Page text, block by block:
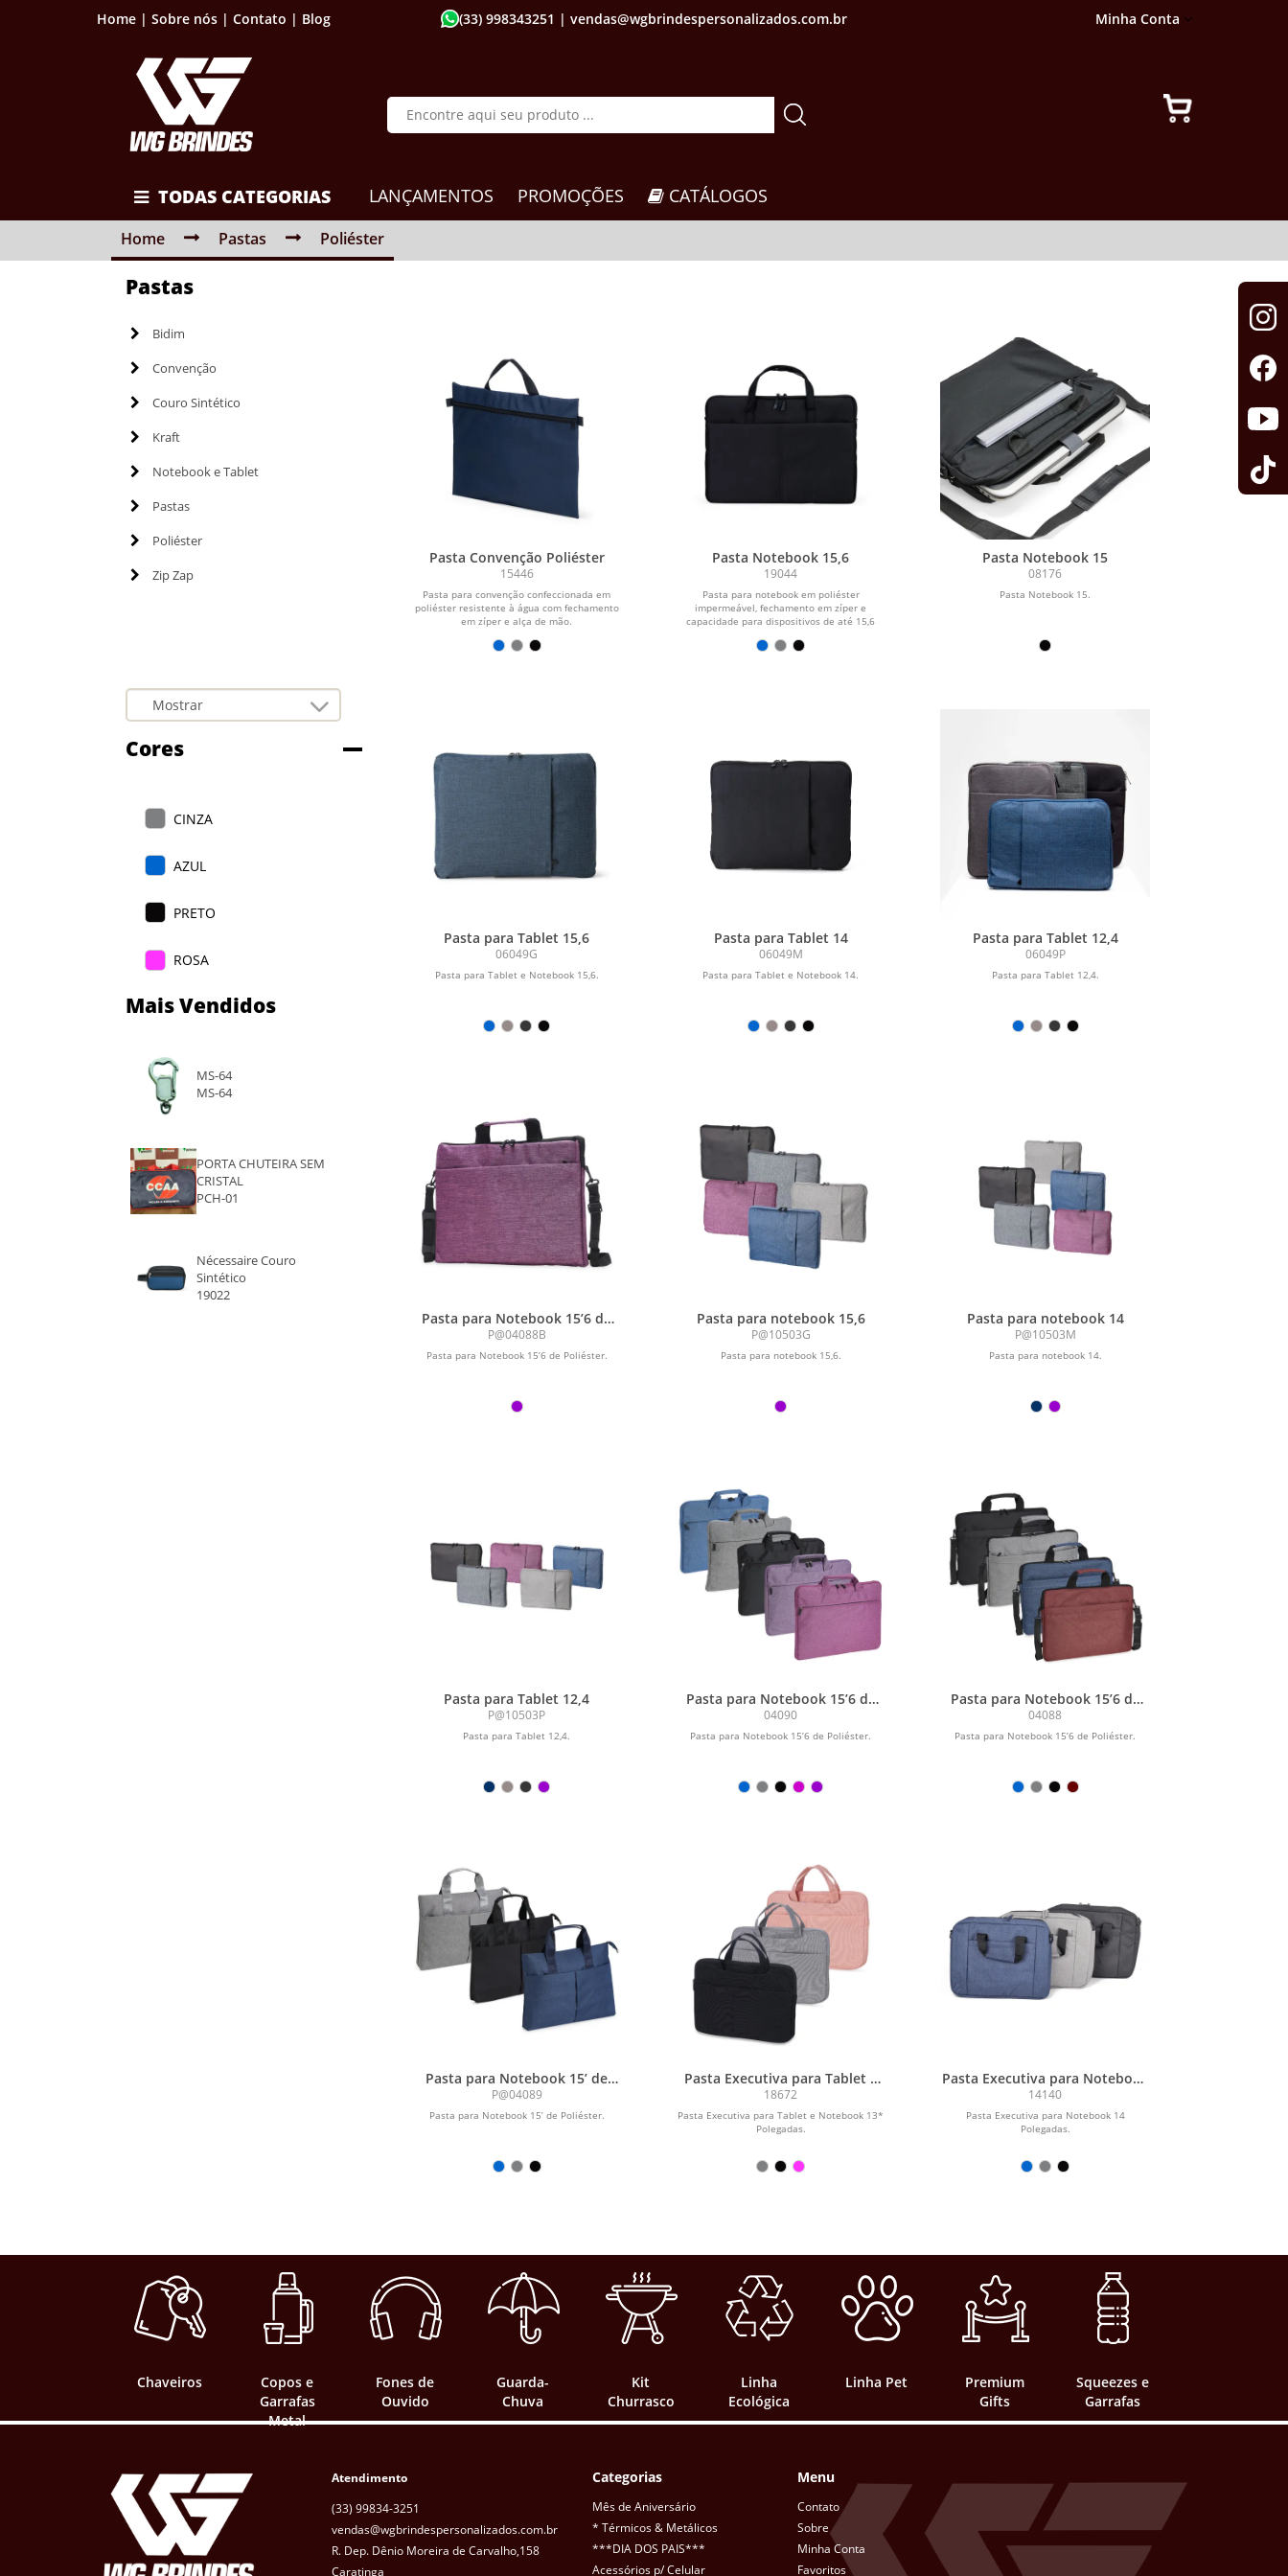
Home | Sobre nós | Contato | Blog (33) 998343251 | vendas@wgbrindespersonalizados.com.br Minha Conta
TODAS CATEGORIAS LANÇAMENTOS PROMOÇÕES CATÁLOGOS
Home Pastas Poliéster
Pastas
Bidim
Convenção
Couro Sintético
Kraft
Notebook e Tablet
Pastas
Poliéster
Zip Zap
Cores
CINZA
AZUL
PRETO
ROSA
VINHO
ROXO
AZUL ESCURO
CINZA CLARO
Mais Vendidos
MS-64
MS-64
PORTA CHUTEIRA SEM
CRISTAL
PCH-01
Nécessaire Couro
Sintético
19022
Pasta Convenção Poliéster
15446
Pasta para convenção confeccionada em
poliéster resistente à água com fechamento
em zíper e alça de mão.
Pasta Notebook 15,6
19044
Pasta para notebook em poliéster
impermeável, fechamento em zíper e
capacidade para dispositivos de até 15,6
Pasta Notebook 15
08176
Pasta Notebook 15.
Pasta para Tablet 15,6
06049G
Pasta para Tablet e Notebook 15,6.
Pasta para Tablet 14
06049M
Pasta para Tablet e Notebook 14.
Pasta para Tablet 12,4
06049P
Pasta para Tablet 12,4.
Pasta para Notebook 15’6 de
Poliéster
P@04088B
Pasta para Notebook 15’6 de Poliéster.
Pasta para notebook 15,6
P@10503G
Pasta para notebook 15,6.
Pasta para notebook 14
P@10503M
Pasta para notebook 14.
Pasta para Tablet 12,4
P@10503P
Pasta para Tablet 12,4.
Pasta para Notebook 15’6 de
Poliéster
04090
Pasta para Notebook 15’6 de Poliéster.
Pasta para Notebook 15’6 de
Poliéster
04088
Pasta para Notebook 15’6 de Poliéster.
Pasta para Notebook 15’ de
Poliéster
P@04089
Pasta para Notebook 15’ de Poliéster.
Pasta Executiva para Tablet e
Notebook 13* Polegadas
18672
Pasta Executiva para Tablet e Notebook 13*
Polegadas.
Pasta Executiva para Notebook
14 Polegadas
14140
Pasta Executiva para Notebook 14
Polegadas.
Chaveiros
Copos e
Garrafas
Metal
Fones de
Ouvido
Guarda-
Chuva
Kit
Churrasco
Linha
Ecológica
Linha Pet
Premium
Gifts
Squeezes e
Garrafas
Atendimento
(33) 99834-3251
vendas@wgbrindespersonalizados.com.br
R. Dep. Dênio Moreira de Carvalho,158
Caratinga
Categorias
Mês de Aniversário
* Térmicos & Metálicos
***DIA DOS PAIS***
Acessórios p/ Celular
Menu
Contato
Sobre
Minha Conta
Favoritos